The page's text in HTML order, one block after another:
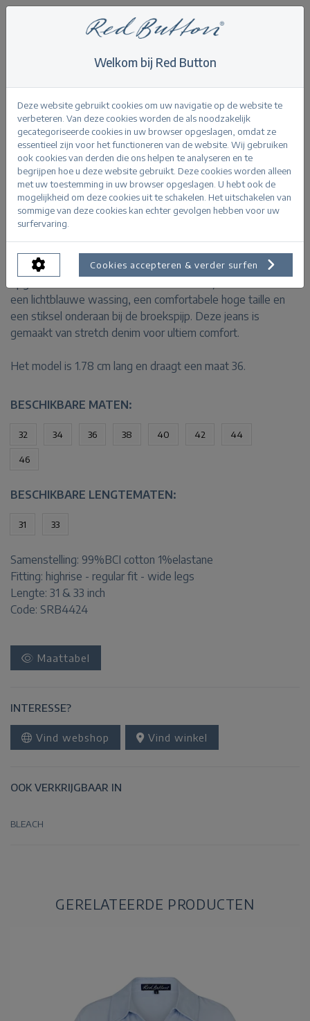
Colette front patch pockets bleach
Terug
Colette front patch pockets bleach
PRODUCTINFORMATIE
De Colette front patch pockets is een wide leg jeans met
een lichtblauwe wassing, een comfortabele hoge taille en
een stiksel onderaan bij de broekspijp. Deze jeans is
gemaakt van stretch denim voor ultiem comfort.
Het model is 1.78 cm lang en draagt een maat 36.
BESCHIKBARE MATEN:
32 34 36 38 40 42 44
46
BESCHIKBARE LENGTEMATEN:
31 33
Samenstelling: 99%BCI cotton 1%elastane
Fitting: highrise - regular fit - wide legs
Lengte: 31 & 33 inch
Code: SRB4424
Maattabel
INTERESSE?
Vind webshop Vind winkel
OOK VERKRIJGBAAR IN
BLEACH
GERELATEERDE PRODUCTEN
Welkom bij Red Button
Deze website gebruikt cookies om uw navigatie op de website te
verbeteren. Van deze cookies worden de als noodzakelijk
gecategoriseerde cookies in uw browser opgeslagen, omdat ze
essentieel zijn voor het functioneren van de website. Wij gebruiken
ook cookies van derden die ons helpen te analyseren en te
begrijpen hoe u deze website gebruikt. Deze cookies worden alleen
met uw toestemming in uw browser opgeslagen. U hebt ook de
mogelijkheid om deze cookies uit te schakelen. Het uitschakelen van
sommige van deze cookies kan echter gevolgen hebben voor uw
surfervaring.
Cookies accepteren & verder surfen